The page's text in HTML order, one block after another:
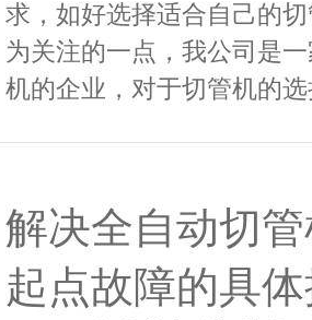
求，如好选择适合自己的
为关注的一点，我公司是
机的企业，对于切管机的
解决全自动切
起点故障的具